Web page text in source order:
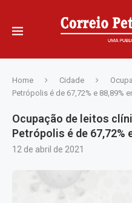
Home Cidade
Petrópolis é de 67,72% e 88,89%
Ocupação de leitos
Petrópolis é de 67,72%
12 de abril de 2021